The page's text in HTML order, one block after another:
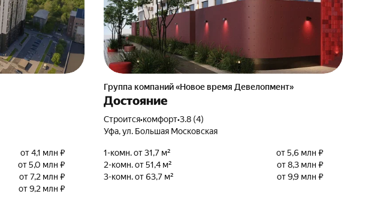
от 4,1 млн ₽
от 5,0 млн ₽
от 7,2 млн ₽
от 9,2 млн ₽
Группа компаний «Новое время Девелопмент»
Достояние
Строится•комфорт•3.8 (4)
Уфа, ул. Большая Московская
1-комн. от 31,7 м²
от 5,6 млн ₽
2-комн. от 51,4 м²
от 8,3 млн ₽
3-комн. от 63,7 м²
от 9,9 млн ₽